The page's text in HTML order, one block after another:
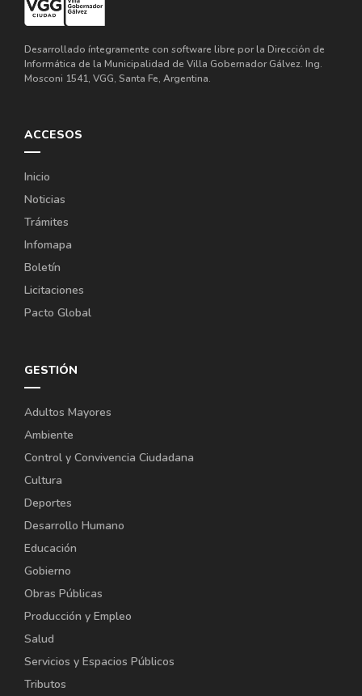
Desarrollado íntegramente con software libre por la Dirección de
Informática de la Municipalidad de Villa Gobernador Gálvez. Ing.
Mosconi 1541, VGG, Santa Fe, Argentina.
ACCESOS
Inicio
Noticias
Trámites
Infomapa
Boletín
Licitaciones
Pacto Global
GESTIÓN
Adultos Mayores
Ambiente
Control y Convivencia Ciudadana
Cultura
Deportes
Desarrollo Humano
Educación
Gobierno
Obras Públicas
Producción y Empleo
Salud
Servicios y Espacios Públicos
Tributos